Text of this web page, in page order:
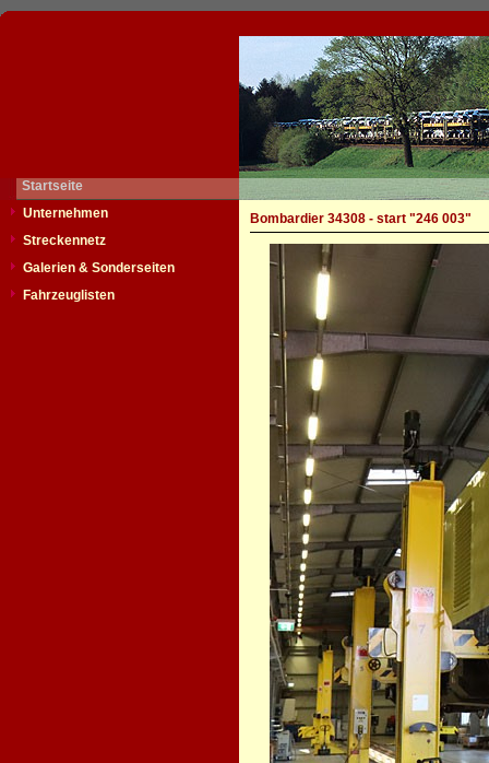
Startseite
Unternehmen
Streckennetz
Galerien & Sonderseiten
Fahrzeuglisten
Bombardier 34308 - start "246 003"